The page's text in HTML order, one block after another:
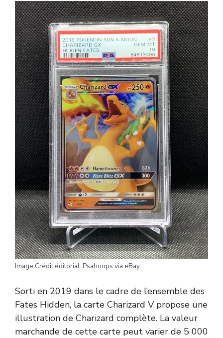
Image Crédit éditorial: Psahoops via eBay
Sorti en 2019 dans le cadre de l’ensemble des
Fates Hidden, la carte Charizard V propose une
illustration de Charizard complète. La valeur
marchande de cette carte peut varier de 5 000